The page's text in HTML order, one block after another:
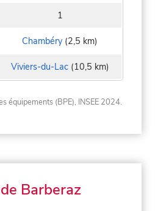
1
Chambéry (2,5 km)
Viviers-du-Lac(10,5 km)
équipements (BPE), INSEE 2024.
Barberaz